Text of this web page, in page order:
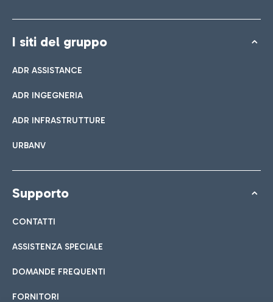
I siti del gruppo
ADR ASSISTANCE
ADR INGEGNERIA
ADR INFRASTRUTTURE
URBANV
Supporto
CONTATTI
ASSISTENZA SPECIALE
DOMANDE FREQUENTI
FORNITORI